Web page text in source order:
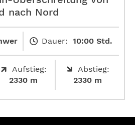
nach Nord
Dauer: 10:00 Std.
Aufstieg:
2330 m
Abstieg:
2330 m